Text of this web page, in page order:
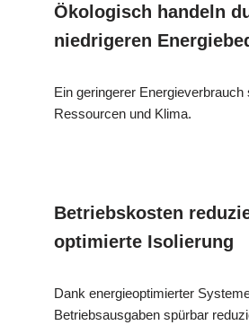
Ökologisch handeln
niedrigeren
Ein geringerer Energieverbrauch
Ressourcen und Klima.
Betriebskosten
optimierte Isolierung
Dank energieoptimierter
Betriebsausgaben spürbar